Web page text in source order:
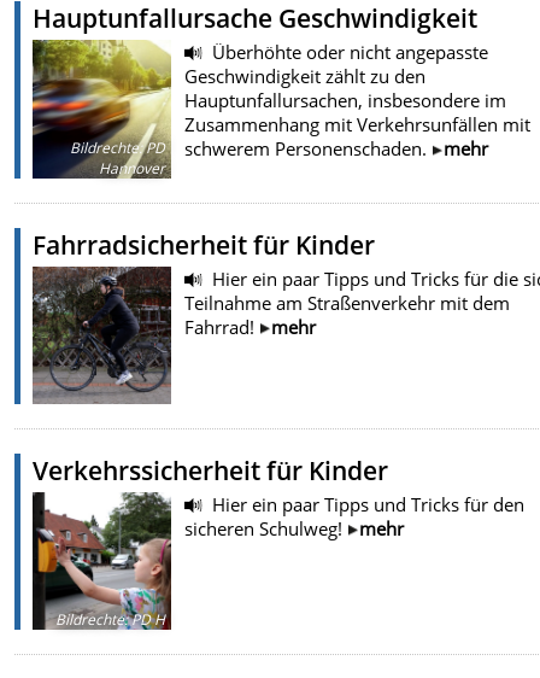
Hauptunfallursache Geschwindigkeit
Bildrechte:PD
Hannover
Überhöhte oder nicht angepasste
Geschwindigkeit zählt zu den
Hauptunfallursachen, insbesondere im
Zusammenhang mit Verkehrsunfällen mit
schwerem Personenschaden.
mehr
Fahrradsicherheit für Kinder
Hier ein paar Tipps und Tricks für die
Teilnahme am Straßenverkehr mit dem
Fahrrad!
mehr
Verkehrssicherheit für Kinder
Bildrechte:PD H
Hier ein paar Tipps und Tricks für den
sicheren Schulweg!
mehr